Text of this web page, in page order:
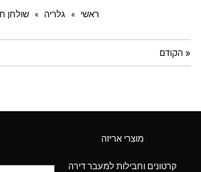
ראשי » גלריה » שולחן
« הקודם
עוד פרטים אודות המוצר:
מוצרי אריזה
קרטונים וחבילות למעבר דירה